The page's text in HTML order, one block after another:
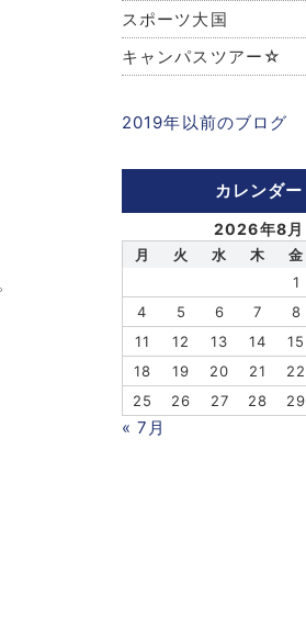
スポーツ大国
キャンパスツアー☆
2019年以前のブログ
カレンダー
2026年8月
月 火 水 木 金
1
4
5 6 7 8
11
12 13 14 15
18
19 20 21 22
25
26 27 28 29
« 7月